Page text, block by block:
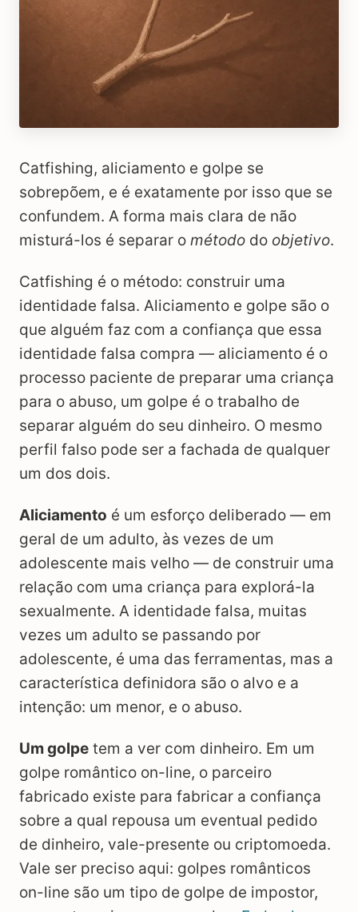
Catfishing, aliciamento e golpe se
sobrepõem, e é exatamente por isso que se
confundem. A forma mais clara de não
misturá-los é separar o método do objetivo.
Catfishing é o método: construir uma
identidade falsa. Aliciamento e golpe são o
que alguém faz com a confiança que essa
identidade falsa compra — aliciamento é o
processo paciente de preparar uma criança
para o abuso, um golpe é o trabalho de
separar alguém do seu dinheiro. O mesmo
perfil falso pode ser a fachada de qualquer
um dos dois.
Aliciamento é um esforço deliberado — em
geral de um adulto, às vezes de um
adolescente mais velho — de construir uma
relação com uma criança para explorá-la
sexualmente. A identidade falsa, muitas
vezes um adulto se passando por
adolescente, é uma das ferramentas, mas a
característica definidora são o alvo e a
intenção: um menor, e o abuso.
Um golpe tem a ver com dinheiro. Em um
golpe romântico on-line, o parceiro
fabricado existe para fabricar a confiança
sobre a qual repousa um eventual pedido
de dinheiro, vale-presente ou criptomoeda.
Vale ser preciso aqui: golpes românticos
on-line são um tipo de golpe de impostor,